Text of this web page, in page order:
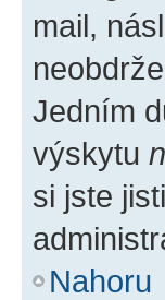
mail,
Jedním
výskytu
si jste
Nahoru